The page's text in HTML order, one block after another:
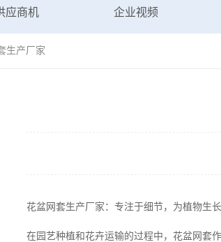
应商机 企业视频
生产厂家
花盆网套生产厂家：专注于细节，为植物生
在园艺种植和花卉运输的过程中，花盆网套